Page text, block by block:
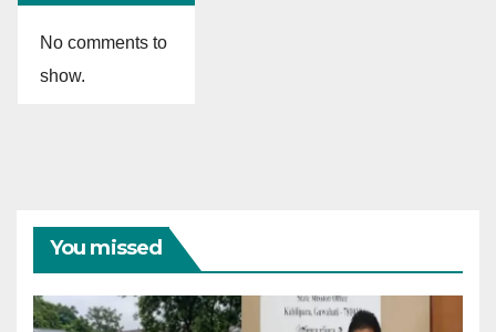
No comments to
show.
You missed